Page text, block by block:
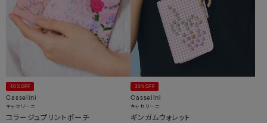
40%OFF
Casselini
キャセリーニ
コラージュプリントポーチ
30%OFF
Casselini
キャセリーニ
ギンガムウォレット